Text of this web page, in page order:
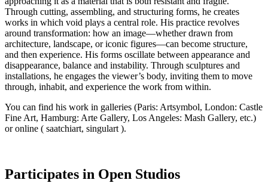
Through cutting, assembling, and structuring forms, he creates
works in which void plays a central role. His practice revolves
around transformation: how an image—whether drawn from
architecture, landscape, or iconic figures—can become structure,
and then experience. His forms oscillate between appearance and
disappearance, balance and instability. Through sculptures and
installations, he engages the viewer’s body, inviting them to move
through, inhabit, and experience the work from within.
You can find his work in galleries (Paris: Artsymbol, London: Castle
Fine Art, Hamburg: Arte Gallery, Los Angeles: Mash Gallery, etc.)
or online ( saatchiart, singulart ).
Participates in Open Studios